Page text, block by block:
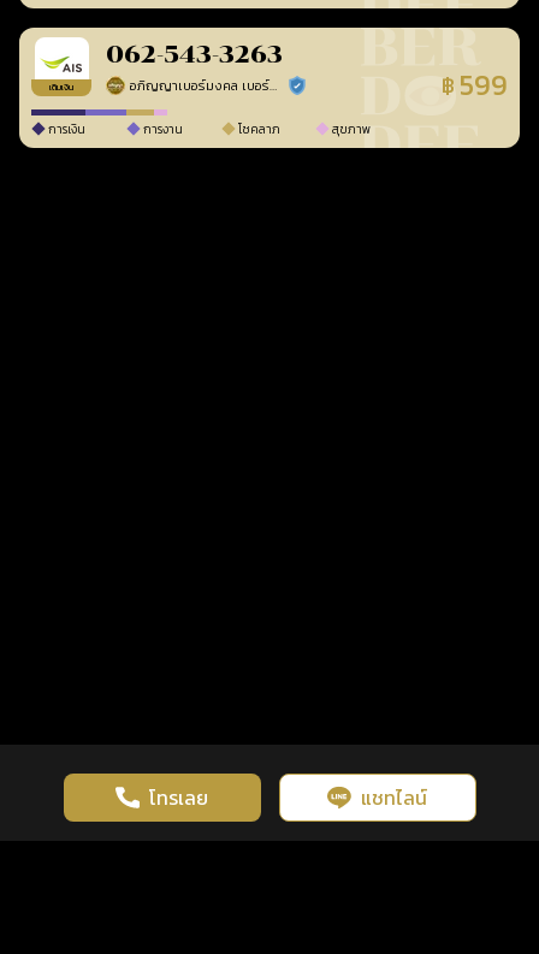
เติมเงิน
062-543-3263
อภิญญาเบอร์มงคล เบอร์สวยเลขศาสตร์ ร้านยืนยันแล้ว ฿ 599
การเงิน การงาน โชคลาภ สุขภาพ
โทรเลย แชทไลน์
เว็บไซต์นี้มีการใช้งานคุกกี้ เพื่อเพิ่มประสิทธิภาพและประสบการณ์ที่ดี
ในการใช้งานเว็บไซต์ นโยบายความเป็นส่วนตัว
รู้ก่อน พร้อมกว่า ทุกจังหวะชีวิต คลิกดูดวงฟรี